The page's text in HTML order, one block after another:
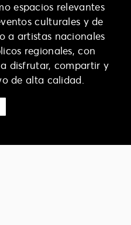
espacios relevantes
culturales y de
a artistas nacionales
regionales, con
disfrutar, compartir y
de alta calidad.